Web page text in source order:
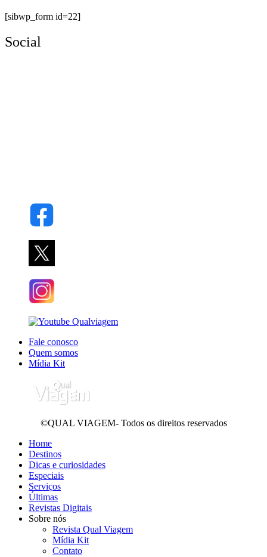
[sibwp_form id=22]
Social
Fale conosco
Quem somos
Mídia Kit
©QUAL VIAGEM- Todos os direitos reservados
Home
Destinos
Dicas e curiosidades
Especiais
Serviços
Últimas
Revistas Digitais
Sobre nós
Revista Qual Viagem
Mídia Kit
Contato